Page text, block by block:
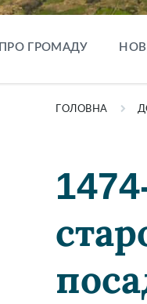
ПРО ГРОМАДУ
ГОЛОВНА